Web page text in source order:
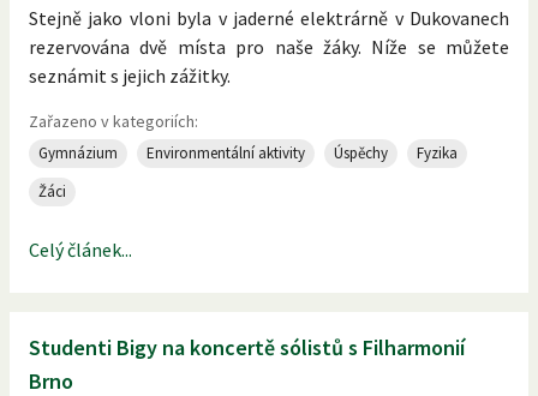
Stejně jako vloni byla v jaderné elektrárně v Dukovanech
rezervována dvě místa pro naše žáky. Níže se můžete
seznámit s jejich zážitky.
Zařazeno v kategoriích:
Gymnázium Environmentální aktivity Úspěchy
Fyzika
Žáci
Celý článek...
Studenti Bigy na koncertě sólistů s Filharmonií
Brno